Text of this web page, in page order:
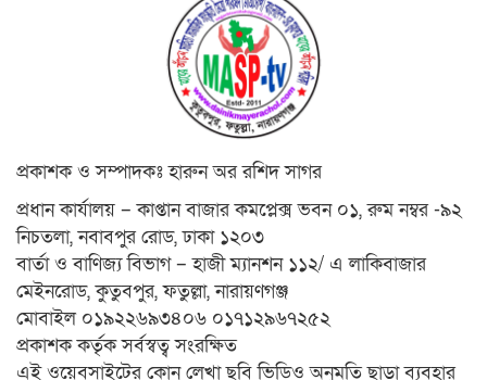
ICJ Global Media Group LLC and
SAARC Journalist Forum Sign
Strategic MoU to Strengthen Global
Journalism Cooperation/ आईसीजे
ग्लोबल मीडिया ग्रुप एलएलसी और सार्क
पत्रकार फोरम वैश्विक पत्रकारिता सहयोग को मजबूत करने के लिए
रणनीतिक समझौता ज्ञापन पर हस्ताक्षर करते हैं
वीरगञ्ज महानगरपालिका वडा नं. २६ को नव
निर्मित वडा कार्यालय र स्वास्थ्य चौकी भवनको
उद्घाटन/ নেপালের বীরগঞ্জ পৌরসভা ২৬ নম্বর
ওয়ার্ডের নবনির্মিত ওয়ার্ড কার্যালয় ও
স্বাস্থ্যকেন্দ্র ভবনের উদ্বোধন ।
মেধাবী শিক্ষার্থী ফাতেমা আক্তার মাহমুদা
এলএলবি ফাইনাল পরীক্ষা-২০২৩-এ উত্তীর্ণ।
মায়ের আঁচল রিপোর্ট
নারায়ণগঞ্জ সিটি কর্পোরেশনের সীমানা
প্রকাশক ও সম্পাদকঃ হারুন অর রশিদ সাগর
প্রধান কার্যালয় – কাপ্তান বাজার কমপ্লেক্স ভবন ০১, রুম নম্বর -৯২
নিচতলা, নবাবপুর রোড, ঢাকা ১২০৩
বার্তা ও বাণিজ্য বিভাগ – হাজী ম্যানশন ১১২/ এ লাকিবাজার
মেইনরোড, কুতুবপুর, ফতুল্লা, নারায়ণগঞ্জ
মোবাইল ০১৯২২৬৯৩৪০৬ ০১৭১২৯৬৭২৫২
প্রকাশক কর্তৃক সর্বস্বত্ব সংরক্ষিত
এই ওয়েবসাইটের কোন লেখা ছবি ভিডিও অনুমতি ছাড়া ব্যবহার